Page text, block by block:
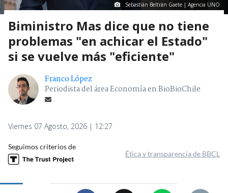
Sebastián Beltrán Gaete | Agencia UNO
Biministro Mas dice que no tiene
problemas "en achicar el Estado"
si se vuelve más "eficiente"
Franco López
Periodista del área Economía en BioBioChile
Viernes 07 Agosto, 2026 | 12:27
Seguimos criterios de
Ética y transparencia de BBCL